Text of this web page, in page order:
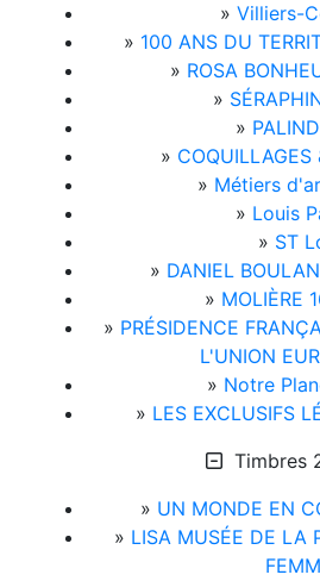
» Villiers-
» 100 ANS DU
» ROSA
»
»
» COQUILLAGES
» Métiers
» Louis
» ST
» DANIEL
» MOLIÈRE
» PRÉSIDENCE
L'UNION
» Notre
» LES EXCLUSIFS
Timbres
» UN MONDE EN
» LISA MUSÉE DE LA